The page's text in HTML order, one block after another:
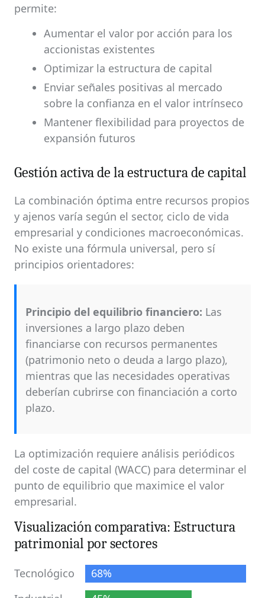
permite:
Aumentar el valor por acción para los
accionistas existentes
Optimizar la estructura de capital
Enviar señales positivas al mercado
sobre la confianza en el valor intrínseco
Mantener flexibilidad para proyectos de
expansión futuros
Gestión activa de la estructura de capital
La combinación óptima entre recursos propios
y ajenos varía según el sector, ciclo de vida
empresarial y condiciones macroeconómicas.
No existe una fórmula universal, pero sí
principios orientadores:
Principio del equilibrio financiero: Las
inversiones a largo plazo deben
financiarse con recursos permanentes
(patrimonio neto o deuda a largo plazo),
mientras que las necesidades operativas
deberían cubrirse con financiación a corto
plazo.
La optimización requiere análisis periódicos
del coste de capital (WACC) para determinar el
punto de equilibrio que maximice el valor
empresarial.
Visualización comparativa: Estructura
patrimonial por sectores
Tecnológico
68%